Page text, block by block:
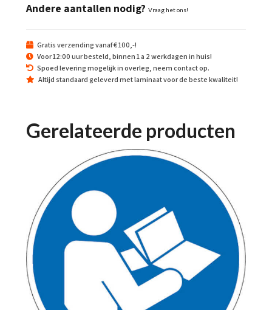
Andere aantallen nodig? Vraag het ons!
Gratis verzending vanaf € 100,-!
Voor 12:00 uur besteld, binnen 1 a 2 werkdagen in huis!
Spoed levering mogelijk in overleg, neem contact op.
Altijd standaard geleverd met laminaat voor de beste kwaliteit!
Gerelateerde producten